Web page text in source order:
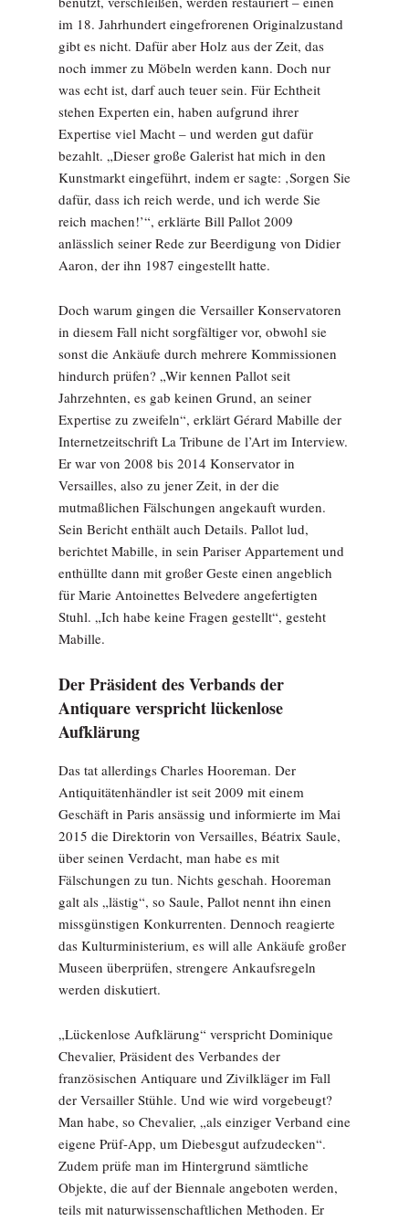
im 18. Jahrhundert eingefrorenen Originalzustand
gibt es nicht. Dafür aber Holz aus der Zeit, das
noch immer zu Möbeln werden kann. Doch nur
was echt ist, darf auch teuer sein. Für Echtheit
stehen Experten ein, haben aufgrund ihrer
Expertise viel Macht – und werden gut dafür
bezahlt. „Dieser große Galerist hat mich in den
Kunstmarkt eingeführt, indem er sagte: ‚Sorgen Sie
dafür, dass ich reich werde, und ich werde Sie
reich machen!’“, erklärte Bill Pallot 2009
anlässlich seiner Rede zur Beerdigung von Didier
Aaron, der ihn 1987 eingestellt hatte.
Doch warum gingen die Versailler Konservatoren
in diesem Fall nicht sorgfältiger vor, obwohl sie
sonst die Ankäufe durch mehrere Kommissionen
hindurch prüfen? „Wir kennen Pallot seit
Jahrzehnten, es gab keinen Grund, an seiner
Expertise zu zweifeln“, erklärt Gérard Mabille der
Internetzeitschrift La Tribune de l’Art im Interview.
Er war von 2008 bis 2014 Konservator in
Versailles, also zu jener Zeit, in der die
mutmaßlichen Fälschungen angekauft wurden.
Sein Bericht enthält auch Details. Pallot lud,
berichtet Mabille, in sein Pariser Appartement und
enthüllte dann mit großer Geste einen angeblich
für Marie Antoinettes Belvedere angefertigten
Stuhl. „Ich habe keine Fragen gestellt“, gesteht
Mabille.
Der Präsident des Verbands der
Antiquare verspricht lückenlose
Aufklärung
Das tat allerdings Charles Hooreman. Der
Antiquitätenhändler ist seit 2009 mit einem
Geschäft in Paris ansässig und informierte im Mai
2015 die Direktorin von Versailles, Béatrix Saule,
über seinen Verdacht, man habe es mit
Fälschungen zu tun. Nichts geschah. Hooreman
galt als „lästig“, so Saule, Pallot nennt ihn einen
missgünstigen Konkurrenten. Dennoch reagierte
das Kulturministerium, es will alle Ankäufe großer
Museen überprüfen, strengere Ankaufsregeln
werden diskutiert.
„Lückenlose Aufklärung“ verspricht Dominique
Chevalier, Präsident des Verbandes der
französischen Antiquare und Zivilkläger im Fall
der Versailler Stühle. Und wie wird vorgebeugt?
Man habe, so Chevalier, „als einziger Verband eine
eigene Prüf-App, um Diebesgut aufzudecken“.
Zudem prüfe man im Hintergrund sämtliche
Objekte, die auf der Biennale angeboten werden,
teils mit naturwissenschaftlichen Methoden. Er